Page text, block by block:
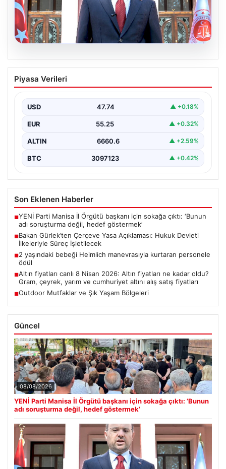
Bakan Gürlek’ten Çerçeve Yasa
Açıklaması: Hukuk Devleti İlkeleriyle
Adalet Bakanı Akın Gürlek, Türkiye’nin terörle mücadele
önemli…
Piyasa Verileri
USD 47.74 ▲ +0.18%
EUR 55.25 ▲ +0.32%
ALTIN 6660.6 ▲ +2.59%
BTC 3097123 ▲ +0.42%
Son Eklenen Haberler
■YENİ Parti Manisa İl Örgütü başkanı için sokağa çıktı: ‘Bunun
adı soruşturma değil, hedef göstermek’
■Bakan Gürlek’ten Çerçeve Yasa Açıklaması: Hukuk Devleti
İlkeleriyle Süreç İşletilecek
■2 yaşındaki bebeği Heimlich manevrasıyla kurtaran personele
ödül
■Altın fiyatları canlı 8 Nisan 2026: Altın fiyatları ne kadar oldu?
Gram, çeyrek, yarım ve cumhuriyet altını alış satış fiyatları
■Outdoor Mutfaklar ve Şık Yaşam Bölgeleri
Güncel
08/08/2026
YENİ Parti Manisa İl Örgütü başkanı için sokağa çıktı: ‘Bunun
adı soruşturma değil, hedef göstermek’